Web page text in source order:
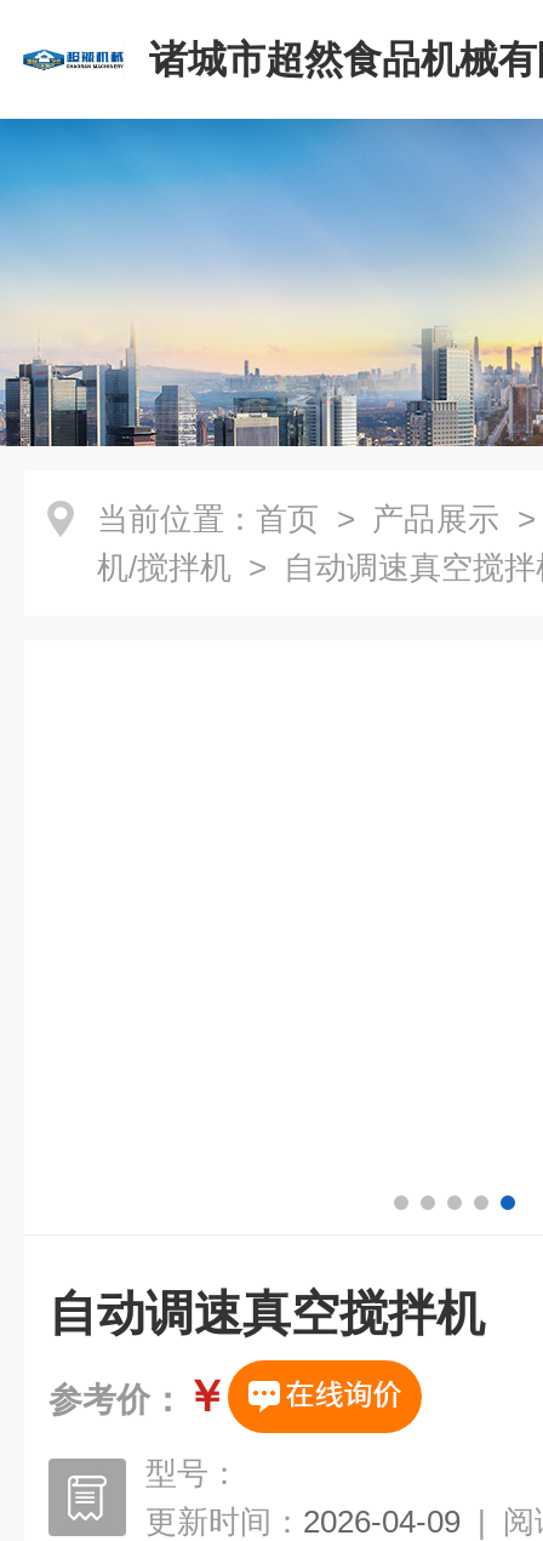
诸城市超然食品机械
当前位置： 首页 > 产品展示
机/搅拌机 > 自动调速真空搅拌
自动调速真空搅拌机
参考价： ￥
型号：
更新时间： 2026-04-09 | 阅